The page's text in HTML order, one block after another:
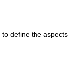
define the aspects